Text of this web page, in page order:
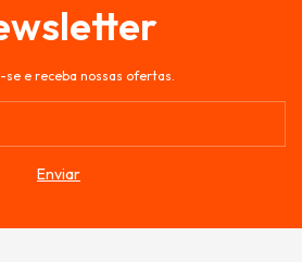
se e receba nossas ofertas.